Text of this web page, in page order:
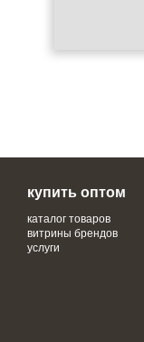
купить оптом
каталог товаров
витрины брендов
услуги